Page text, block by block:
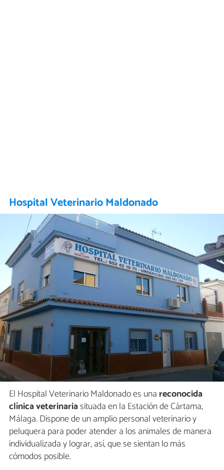
Hospital Veterinario Maldonado
El Hospital Veterinario Maldonado es una reconocida
clínica veterinariasituada en la Estación de Cártama,
Málaga. Dispone de un amplio personal veterinario y
peluquera para poder atender a los animales de manera
individualizada y lograr, así, que se sientan lo más
cómodos posible.